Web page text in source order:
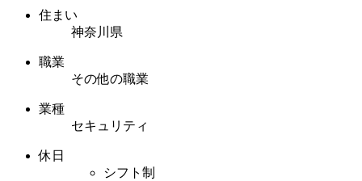
住まい
神奈川県
職業
その他の職業
業種
セキュリティ
休日
シフト制